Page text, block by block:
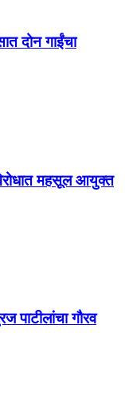
दोन गाईंचा
विरोधात महसूल आयुक्त
पाटीलांचा गौरव